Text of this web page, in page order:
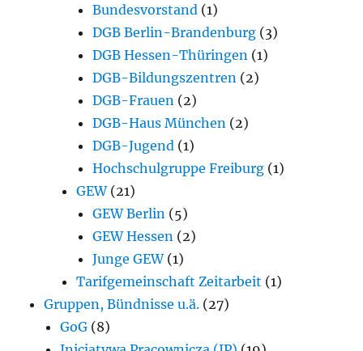
Bundesvorstand (1)
DGB Berlin-Brandenburg (3)
DGB Hessen-Thüringen (1)
DGB-Bildungszentren (2)
DGB-Frauen (2)
DGB-Haus München (2)
DGB-Jugend (1)
Hochschulgruppe Freiburg (1)
GEW(21)
GEW Berlin (5)
GEW Hessen (2)
Junge GEW(1)
Tarifgemeinschaft Zeitarbeit (1)
Gruppen, Bündnisse u.ä. (27)
GoG (8)